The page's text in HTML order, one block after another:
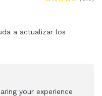
a actualizar los
your experience